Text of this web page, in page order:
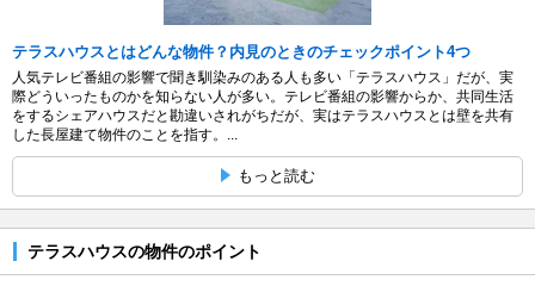
テラスハウスとはどんな物件？内見のときのチェックポイント4つ
人気テレビ番組の影響で聞き馴染みのある人も多い「テラスハウス」だが、実
際どういったものかを知らない人が多い。テレビ番組の影響からか、共同生活
をするシェアハウスだと勘違いされがちだが、実はテラスハウスとは壁を共有
した長屋建て物件のことを指す。...
もっと読む
テラスハウスの物件のポイント